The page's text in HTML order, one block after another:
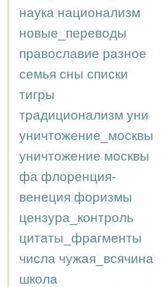
наука национализм
новые_переводы
православие разное
семья сны списки
тигры
традиционализм уни
уничтожение_москвы
уничтожение москвы
фа флоренция-
венеция форизмы
цензура_контроль
цитаты_фрагменты
числа чужая_всячина
школа